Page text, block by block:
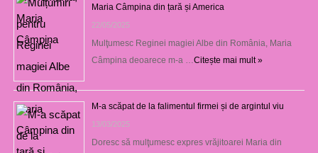
Maria Câmpina din țară și America
22/05/2025
Mulţumesc Reginei magiei Albe din România, Maria
Câmpina deoarece m-a … Citește mai mult »
M-a scăpat de la falimentul firmei și de argintul viu
13/03/2025
Doresc să mulţumesc expres vrăjitoarei Maria din